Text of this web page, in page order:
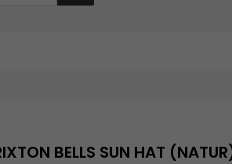
BELLS SUN HAT